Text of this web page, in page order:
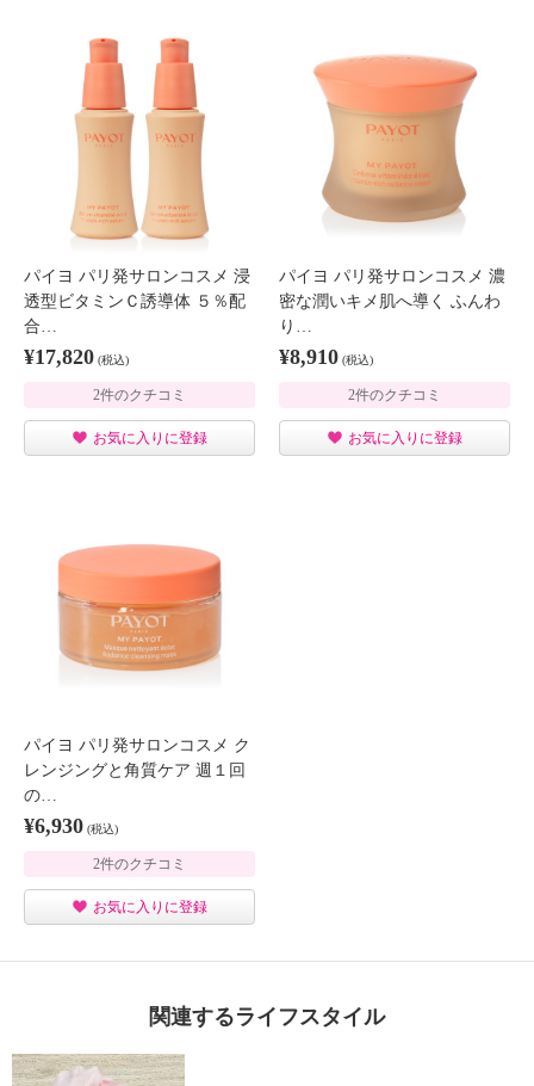
パイヨ パリ発サロンコスメ 浸
透型ビタミンＣ誘導体 ５％配
合…
¥17,820 (税込)
2件のクチコミ
お気に入りに登録
パイヨ パリ発サロンコスメ 濃
密な潤いキメ肌へ導く ふんわ
り…
¥8,910 (税込)
2件のクチコミ
お気に入りに登録
パイヨ パリ発サロンコスメ ク
レンジングと角質ケア 週１回
の…
¥6,930 (税込)
2件のクチコミ
お気に入りに登録
関連するライフスタイル